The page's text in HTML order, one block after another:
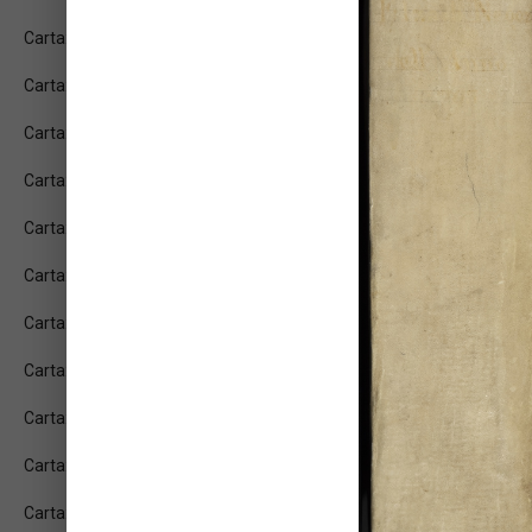
Carta: 2v
Carta: 3r
Carta: 3v
Carta: 4r
Carta: 4v
Carta: 5r
Carta: 5v
Carta: 6r
Carta: 6v
Carta: 7r
Carta: 7v